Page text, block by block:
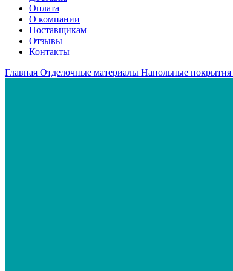
Оплата
О компании
Поставщикам
Отзывы
Контакты
Главная Отделочные материалы Напольные покрытия